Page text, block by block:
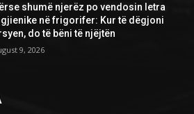
shumë njerëz po vendosin letra
në frigorifer: Kur të dëgjoni
do të bëni të njëjtën
9, 2026